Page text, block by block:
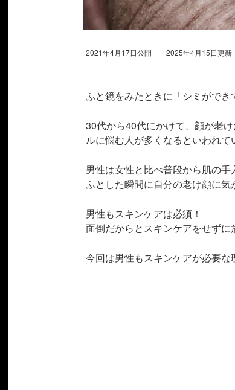
2021年4月17日公開 2025年4月15日更新
ふと鏡をみたときに「シミがで
30代から40代にかけて、顔が老
ルに悩む人が多くなるといわれて
男性は女性と比べ普段から肌の手
ふとした瞬間に自分の老け顔に気
男性もスキンケアは必須！
面倒だからとスキンケアをせずに
今回は男性もスキンケアが必要な